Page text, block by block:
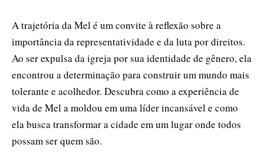
A trajetória da Mel é um convite à reflexão sobre a
importância da representatividade e da luta por direitos.
Ao ser expulsa da igreja por sua identidade de gênero, ela
encontrou a determinação para construir um mundo mais
tolerante e acolhedor. Descubra como a experiência de
vida de Mel a moldou em uma líder incansável e como
ela busca transformar a cidade em um lugar onde todos
possam ser quem são.